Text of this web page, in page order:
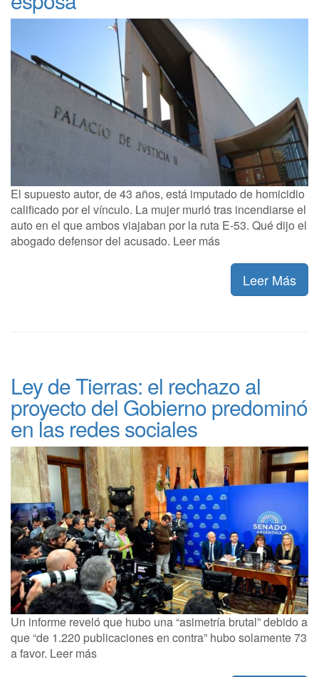
El supuesto autor, de 43 años, está imputado de homicidio
calificado por el vínculo. La mujer murió tras incendiarse el
auto en el que ambos viajaban por la ruta E-53. Qué dijo el
abogado defensor del acusado. Leer más
Leer Más
Ley de Tierras: el rechazo al
proyecto del Gobierno predominó
en las redes sociales
Un informe reveló que hubo una “asimetría brutal” debido a
que “de 1.220 publicaciones en contra” hubo solamente 73
a favor. Leer más